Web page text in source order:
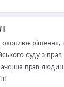
охоплює рішення,
суду з
прав